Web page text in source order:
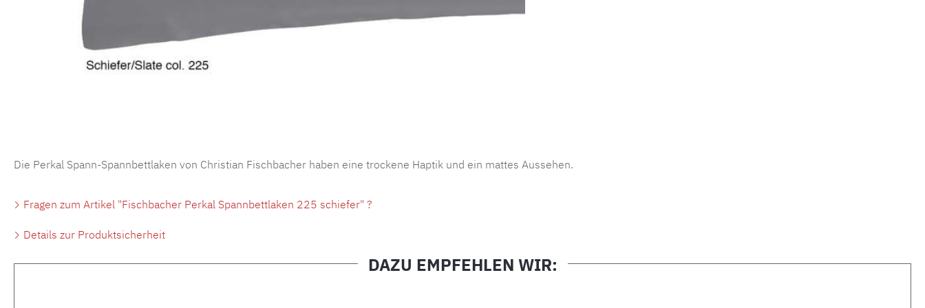
Die Perkal Spann-Spannbettlaken von Christian Fischbacher haben eine trockene Haptik und ein mattes Aussehen.
Fragen zum Artikel "Fischbacher Perkal Spannbettlaken 225 schiefer" ?
Details zur Produktsicherheit
DAZU EMPFEHLEN WIR: